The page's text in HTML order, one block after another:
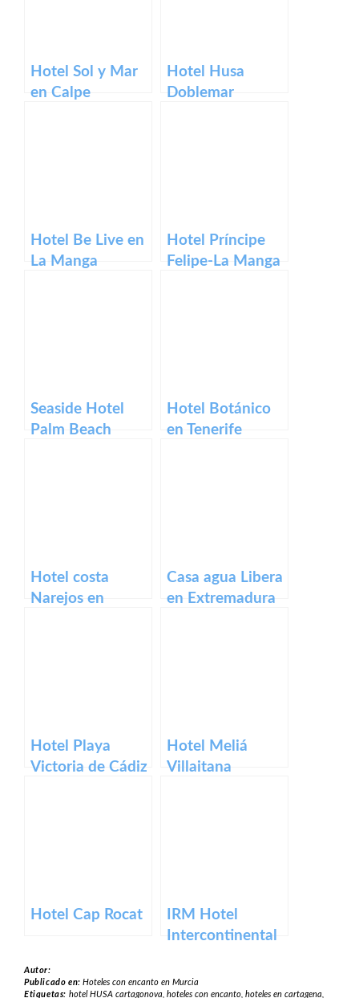
Hotel Sol y Mar
en Calpe
Hotel Husa
Doblemar
Hotel Be Live en
La Manga
Hotel Príncipe
Felipe-La Manga
Seaside Hotel
Palm Beach
Hotel Botánico
en Tenerife
Hotel costa
Narejos en
Casa agua Libera
en Extremadura
Hotel Playa
Victoria de Cádiz
Hotel Meliá
Villaitana
Hotel Cap Rocat
IRM Hotel
Intercontinental
The Residences
Autor:
Publicado en:Hoteles con encanto en Murcia
Etiquetas: hotel HUSA cartagonova, hoteles con encanto, hoteles en cartagena,